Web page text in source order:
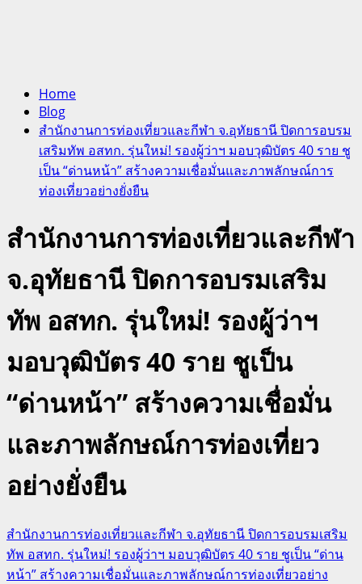
Home
Blog
สำนักงานการท่องเที่ยวและกีฬา จ.อุทัยธานี ปิดการอบรม
เสริมทัพ อสทก. รุ่นใหม่! รองผู้ว่าฯ มอบวุฒิบัตร 40 ราย ชู
เป็น “ด่านหน้า” สร้างความเชื่อมั่นและภาพลักษณ์การ
ท่องเที่ยวอย่างยั่งยืน
สำนักงานการท่องเที่ยวและกีฬา
จ.อุทัยธานี ปิดการอบรมเสริม
ทัพ อสทก. รุ่นใหม่! รองผู้ว่าฯ
มอบวุฒิบัตร 40 ราย ชูเป็น
“ด่านหน้า” สร้างความเชื่อมั่น
และภาพลักษณ์การท่องเที่ยว
อย่างยั่งยืน
สำนักงานการท่องเที่ยวและกีฬา จ.อุทัยธานี ปิดการอบรมเสริม
ทัพ อสทก. รุ่นใหม่! รองผู้ว่าฯ มอบวุฒิบัตร 40 ราย ชูเป็น “ด่าน
หน้า” สร้างความเชื่อมั่นและภาพลักษณ์การท่องเที่ยวอย่าง